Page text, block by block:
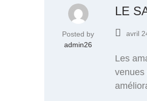
Posted by
admin26
LE
avril
Les
venues